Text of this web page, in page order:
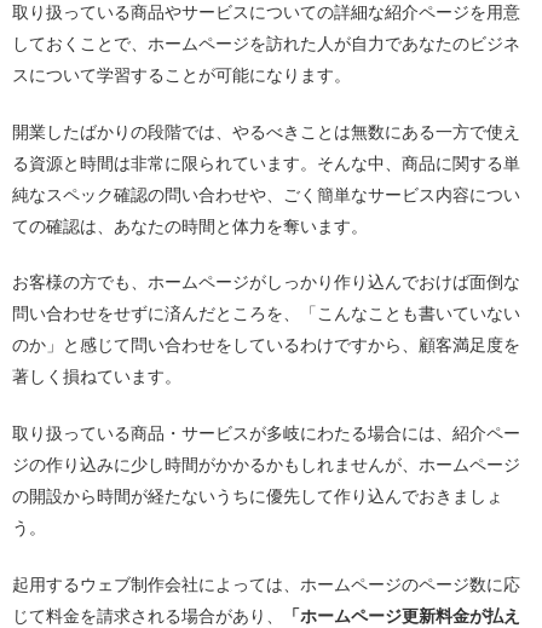
取り扱っている商品やサービスについての詳細な紹介ページを用意
しておくことで、ホームページを訪れた人が自力であなたのビジネ
スについて学習することが可能になります。
開業したばかりの段階では、やるべきことは無数にある一方で使え
る資源と時間は非常に限られています。そんな中、商品に関する単
純なスペック確認の問い合わせや、ごく簡単なサービス内容につい
ての確認は、あなたの時間と体力を奪います。
お客様の方でも、ホームページがしっかり作り込んでおけば面倒な
問い合わせをせずに済んだところを、「こんなことも書いていない
のか」と感じて問い合わせをしているわけですから、顧客満足度を
著しく損ねています。
取り扱っている商品・サービスが多岐にわたる場合には、紹介ペー
ジの作り込みに少し時間がかかるかもしれませんが、ホームページ
の開設から時間が経たないうちに優先して作り込んでおきましょ
う。
起用するウェブ制作会社によっては、ホームページのページ数に応
じて料金を請求される場合があり、
「ホームページ更新料金が払え